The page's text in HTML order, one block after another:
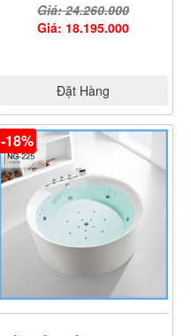
Giá: 24.260.000
Giá: 18.195.000
Đặt Hàng
-18%